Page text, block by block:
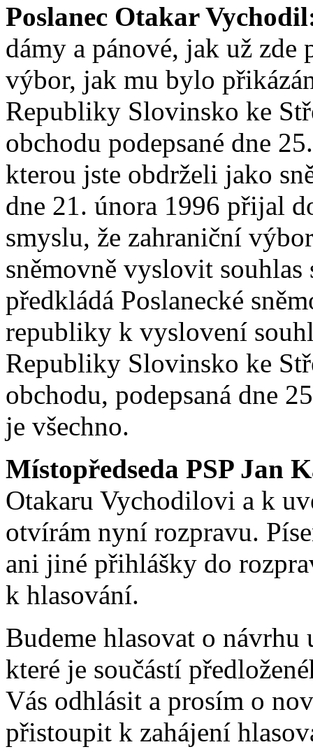
Poslanec Otakar
dámy a pánové, jak už
výbor, jak mu bylo
Republiky Slovinsko ke
obchodu podepsané dne
kterou jste obdrželi jako
dne 21. února 1996 přijal
smyslu, že zahraniční
sněmovně vyslovit
předkládá Poslanecké
republiky k vyslovení
Republiky Slovinsko ke
obchodu, podepsaná dne
je všechno.
Místopředseda PSP Jan
Otakaru Vychodilovi a k
otvírám nyní rozpravu.
ani jiné přihlášky do
k hlasování.
Budeme hlasovat o návrhu
které je součástí
Vás odhlásit a prosím o
přistoupit k zahájení